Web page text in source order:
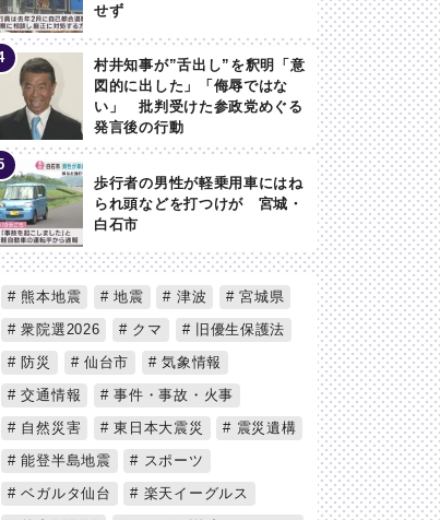
せず
村井知事が”舌出し”を釈明「意
図的に出した」「侮辱ではな
い」 批判受けた参政党めぐる
発言後の行動
歩行者の男性が軽乗用車にはね
られ頭などを打つけが 宮城・
白石市
熊本地震 地震 津波
宮城県
衆院選2026
クマ
旧優生保護法
防災
仙台市
気象情報
交通情報
事件・事故・火事
自然災害
東日本大震災
震災遺構
能登半島地震
スポーツ
ベガルタ仙台
楽天イーグルス